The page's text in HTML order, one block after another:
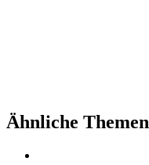
Ähnliche Themen